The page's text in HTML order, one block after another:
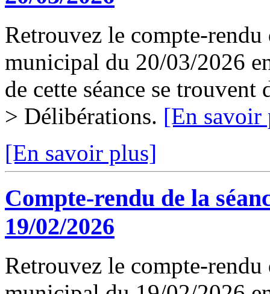
Retrouvez le compte-rendu
municipal du 20/03/2026
de cette séance se
> Délibérations. [En savoir
[En savoir plus]
Compte-rendu de la
19/02/2026
Retrouvez le compte-rendu